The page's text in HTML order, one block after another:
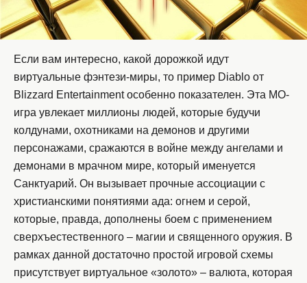
Если вам интересно, какой дорожкой идут
виртуальные фэнтези-миры, то пример Diablo от
Blizzard Entertainment особенно показателен. Эта MO-
игра увлекает миллионы людей, которые будучи
колдунами, охотниками на демонов и другими
персонажами, сражаются в войне между ангелами и
демонами в мрачном мире, который именуется
Санктуарий. Он вызывает прочные ассоциации с
христианскими понятиями ада: огнем и серой,
которые, правда, дополнены боем с применением
сверхъестественного – магии и священного оружия. В
рамках данной достаточно простой игровой схемы
присутствует виртуальное «золото» – валюта, которая